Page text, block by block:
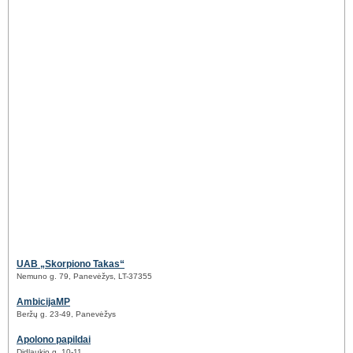
UAB „Skorpiono Takas“
Nemuno g. 79, Panevėžys, LT-37355
AmbicijaMP
Beržų g. 23-49, Panevėžys
Apolono papildai